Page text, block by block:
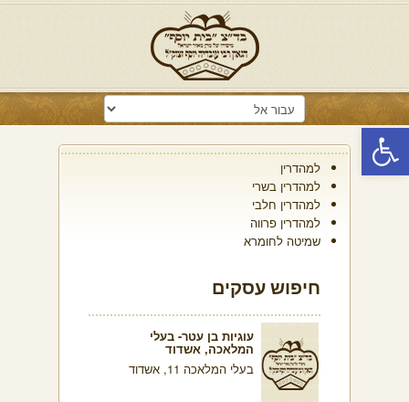
פתח סרגל נגישות
למהדרין
למהדרין בשרי
למהדרין חלבי
למהדרין פרווה
שמיטה לחומרא
חיפוש עסקים
עוגיות בן עטר- בעלי
המלאכה, אשדוד
בעלי המלאכה 11, אשדוד